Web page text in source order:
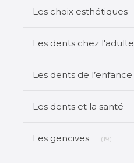
Les choix esthétiques
Les dents chez l'adulte
Les dents de
Les dents et la santé
Les gencives (19)